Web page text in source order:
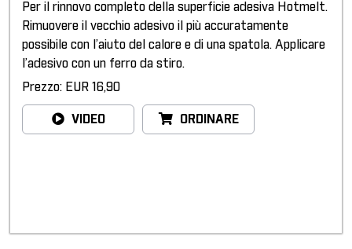
Per il rinnovo completo della superficie adesiva Hotmelt.
Rimuovere il vecchio adesivo il più accuratamente
possibile con l’aiuto del calore e di una spatola. Applicare
l’adesivo con un ferro da stiro.
Prezzo: EUR 16,90
VIDEO ORDINARE